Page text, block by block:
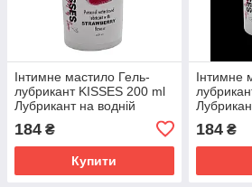
Інтимне мастило Гель-
лубрикант KISSES 200 ml
Лубрикант на водній
основі із запахом полуниці
184 ₴
Купити
Інтимне
184₴